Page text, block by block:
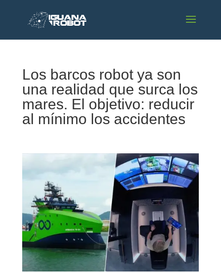
Los barcos robot ya son
una realidad que surca los
mares. El objetivo: reducir
al mínimo los accidentes